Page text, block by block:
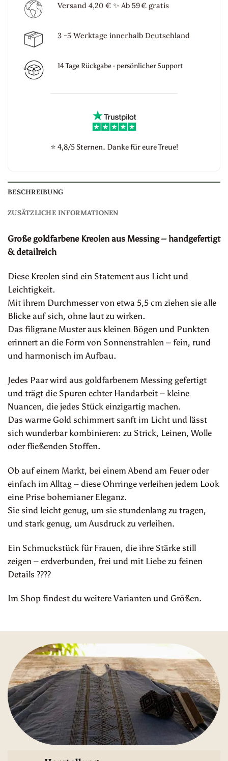
Versand 4,20 € ✨Ab 59 € gratis
3 -5 Werktage innerhalb Deutschland
14 Tage Rückgabe · persönlicher Support
⭐ 4,8/5 Sternen. Danke für eure Treue!
BESCHREIBUNG
ZUSÄTZLICHE INFORMATIONEN
Große goldfarbene Kreolen aus Messing – handgefertigt
& detailreich
Diese Kreolen sind ein Statement aus Licht und
Leichtigkeit.
Mit ihrem Durchmesser von etwa 5,5 cm ziehen sie alle
Blicke auf sich, ohne laut zu wirken.
Das filigrane Muster aus kleinen Bögen und Punkten
erinnert an die Form von Sonnenstrahlen – fein, rund
und harmonisch im Aufbau.
Jedes Paar wird aus goldfarbenem Messing gefertigt
und trägt die Spuren echter Handarbeit – kleine
Nuancen, die jedes Stück einzigartig machen.
Das warme Gold schimmert sanft im Licht und lässt
sich wunderbar kombinieren: zu Strick, Leinen, Wolle
oder fließenden Stoffen.
Ob auf einem Markt, bei einem Abend am Feuer oder
einfach im Alltag – diese Ohrringe verleihen jedem Look
eine Prise bohemianer Eleganz.
Sie sind leicht genug, um sie stundenlang zu tragen,
und stark genug, um Ausdruck zu verleihen.
Ein Schmuckstück für Frauen, die ihre Stärke still
zeigen – erdverbunden, frei und mit Liebe zu feinen
Details ????
Im Shop findest du weitere Varianten und Größen.